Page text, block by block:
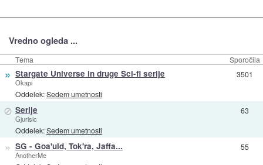
Vredno ogleda ...
Tema Sporočila
» Stargate Universe in druge Sci-fi serije
Okapi
Oddelek:Sedem umetnosti
3501
⊘ Serije
Gjurisic
Oddelek:Sedem umetnosti
63
» SG - Goa'uld, Tok'ra, Jaffa...
AnotherMe
55